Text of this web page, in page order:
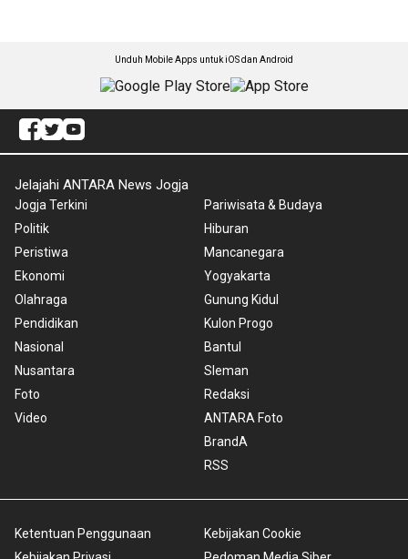
Unduh Mobile Apps untuk iOS dan Android
Jelajahi ANTARA News Jogja
Jogja Terkini
Politik
Peristiwa
Ekonomi
Olahraga
Pendidikan
Nasional
Nusantara
Foto
Video
Pariwisata & Budaya
Hiburan
Mancanegara
Yogyakarta
Gunung Kidul
Kulon Progo
Bantul
Sleman
Redaksi
ANTARA Foto
BrandA
RSS
Ketentuan Penggunaan
Kebijakan Cookie